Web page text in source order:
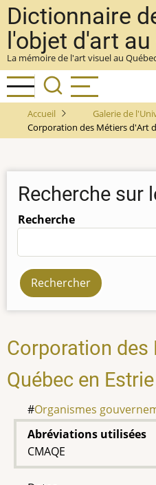
Aller
au
contenu
principal
Dictionnaire
l'objet d'art
La mémoire de l'art visuel au
Accueil
Galerie de
Corporation des Métiers d'Art
Recherche sur
Recherche
Corporation des
Québec en Estrie
Organismes
Abréviations utilisées
CMAQE